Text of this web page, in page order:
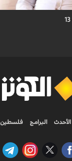
الأحدث البرامج فلسطين